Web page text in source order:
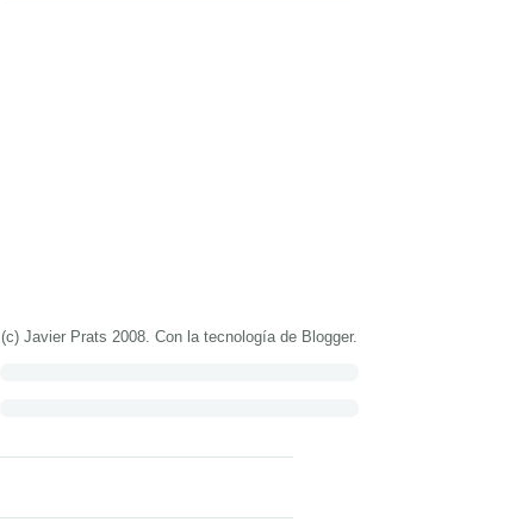
(c) Javier Prats 2008. Con la tecnología de Blogger.